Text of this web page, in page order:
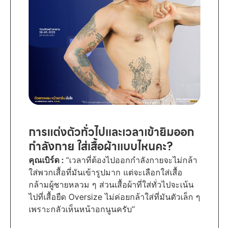
การแต่งตัวทั่วไปและเวลาเข้ายิมออก
กำลังกาย ใส่เสื้อผ้าแบบไหนคะ?
คุณเบิร์ด : “เวลาที่ต้องไปออกกำลังกายจะไม่กล้า
ใส่พวกเสื้อที่มันเข้ารูปมาก แต่จะเลือกใส่เสื้อ
กล้ามผู้ชายหลวม ๆ ส่วนเสื้อผ้าที่ใส่ทั่วไปจะเน้น
ไปที่เสื้อยืด Oversize ไม่ค่อยกล้าใส่ที่มันตัวเล็ก ๆ
เพราะกลัวเห็นหน้าอกนูนครับ”